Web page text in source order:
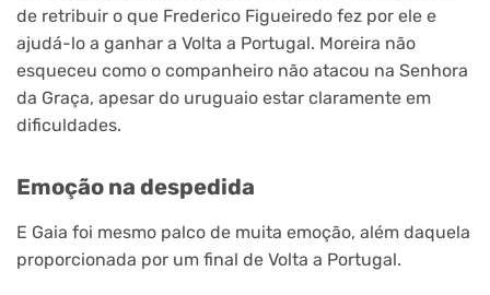
de retribuir o que Frederico Figueiredo fez por ele e
ajudá-lo a ganhar a Volta a Portugal. Moreira não
esqueceu como o companheiro não atacou na Senhora
da Graça, apesar do uruguaio estar claramente em
dificuldades.
Emoção na despedida
E Gaia foi mesmo palco de muita emoção, além daquela
proporcionada por um final de Volta a Portugal.